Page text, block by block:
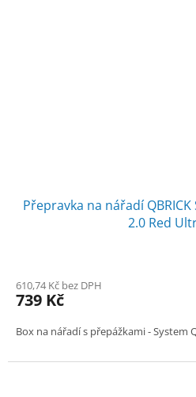
Přepravka na nářadí QBRICK
2.0 Red
610,74 Kč bez DPH
739 Kč
Box na nářadí s přepážkami - System